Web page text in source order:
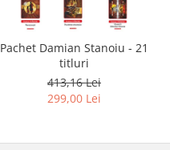
Pachet Damian Stanoiu - 21
titluri
413,16 Lei
299,00 Lei